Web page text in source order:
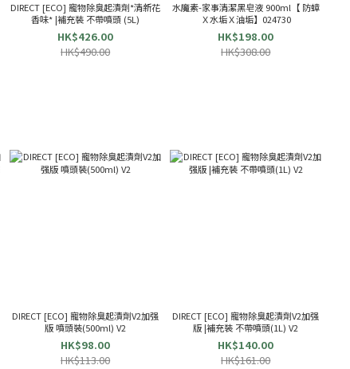
DIRECT [ECO] 寵物除臭起漬劑*清新花
香味* |補充裝 不帶噴頭 (5L)
HK$426.00
HK$490.00
水魔素-家事清潔黑皂液 900ml【 防蟑
Ｘ水垢Ｘ油垢】024730
HK$198.00
HK$308.00
DIRECT [ECO] 寵物除臭起漬劑V2加强
版 噴頭裝(500ml) V2
HK$98.00
HK$113.00
DIRECT [ECO] 寵物除臭起漬劑V2加强
版 |補充裝 不帶噴頭(1L) V2
HK$140.00
HK$161.00